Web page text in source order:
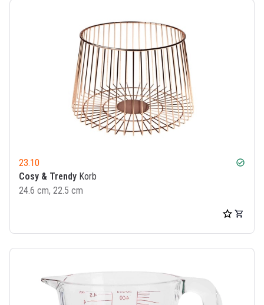
23.10 check_circle
Cosy & Trendy Korb
24.6 cm, 22.5 cm